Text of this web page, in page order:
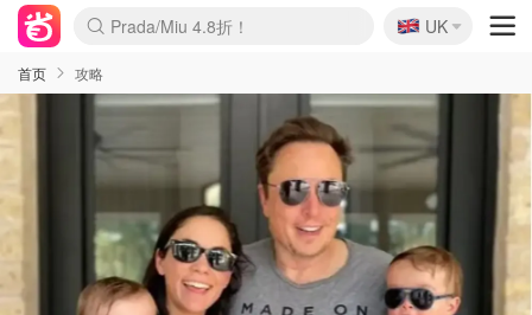
Prada/Miu 4.8折！
🇬🇧
UK
首页 攻略